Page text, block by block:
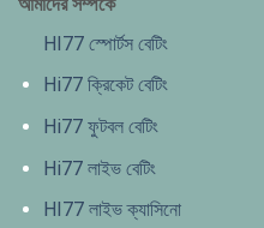
HI77 স্পোর্টস বেটিং
Hi77 ক্রিকেট বেটিং
Hi77 ফুটবল বেটিং
Hi77 লাইভ বেটিং
HI77 লাইভ ক্যাসিনো